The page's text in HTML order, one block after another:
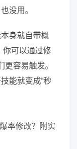
没用。
身就自带概
你可以通过修
容易触发。
能就变成“秒